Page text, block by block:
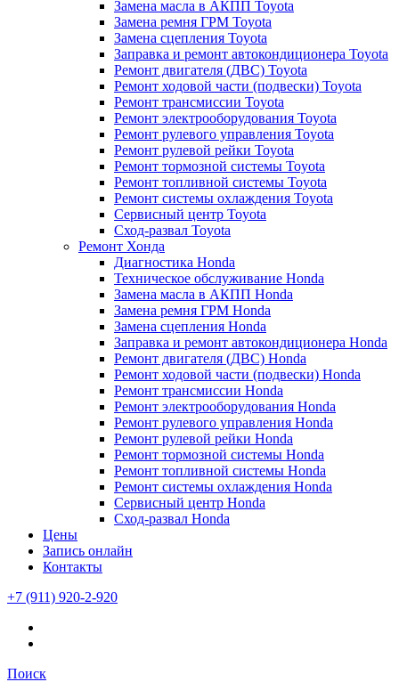
Замена масла в АКПП Toyota
Замена ремня ГРМ Toyota
Замена сцепления Toyota
Заправка и ремонт автокондиционера Toyota
Ремонт двигателя (ДВС) Toyota
Ремонт ходовой части (подвески) Toyota
Ремонт трансмиссии Toyota
Ремонт электрооборудования Toyota
Ремонт рулевого управления Toyota
Ремонт рулевой рейки Toyota
Ремонт тормозной системы Toyota
Ремонт топливной системы Toyota
Ремонт системы охлаждения Toyota
Сервисный центр Toyota
Сход-развал Toyota
Ремонт Хонда
Диагностика Honda
Техническое обслуживание Honda
Замена масла в АКПП Honda
Замена ремня ГРМ Honda
Замена сцепления Honda
Заправка и ремонт автокондиционера Honda
Ремонт двигателя (ДВС) Honda
Ремонт ходовой части (подвески) Honda
Ремонт трансмиссии Honda
Ремонт электрооборудования Honda
Ремонт рулевого управления Honda
Ремонт рулевой рейки Honda
Ремонт тормозной системы Honda
Ремонт топливной системы Honda
Ремонт системы охлаждения Honda
Сервисный центр Honda
Сход-развал Honda
Цены
Запись онлайн
Контакты
+7 (911) 920-2-920
Поиск